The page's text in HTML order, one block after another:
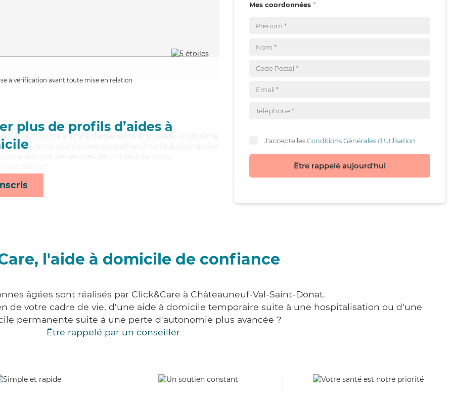
à vérification avant toute mise en relation
plus de profils d’aides à
Victoria a 10 ans d'expérience et possède un diplôme
bien la bronchopneumopathie chronique obstructive
Mes coordonnées
J'accepte lesConditions Générales d'Utilisation
Être rappelé aujourd'hui
l'aide à domicile de confiance
âgées sont réalisés par Click&Care à Châteauneuf-Val-Saint-Donat.
de votre cadre de vie, d'une aide à domicile temporaire suite à une hospitalisation ou d'une
permanente suite à une perte d'autonomie plus avancée ?
Être rappelé par un conseiller